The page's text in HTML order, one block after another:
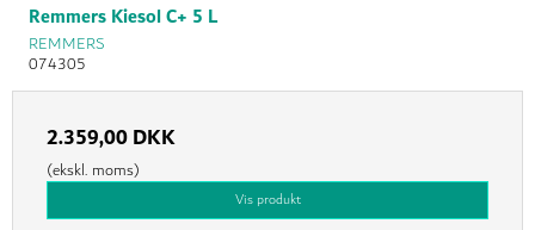
Remmers Kiesol C+ 5 L
REMMERS
074305
2.359,00 DKK
(ekskl. moms)
Vis produkt